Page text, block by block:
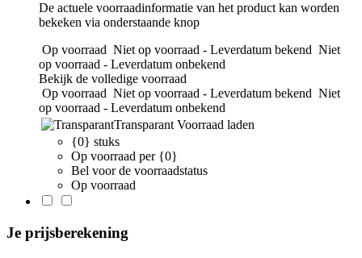
De actuele voorraadinformatie van het product kan worden
bekeken via onderstaande knop
Op voorraad Niet op voorraad - Leverdatum bekend Niet
op voorraad - Leverdatum onbekend
Bekijk de volledige voorraad
Op voorraad Niet op voorraad - Leverdatum bekend Niet
op voorraad - Leverdatum onbekend
Transparant Voorraad laden
{0} stuks
Op voorraad per {0}
Bel voor de voorraadstatus
Op voorraad
Je prijsberekening